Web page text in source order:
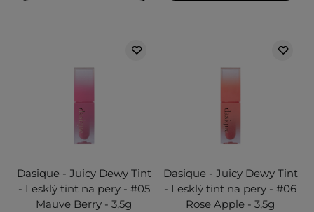
Dasique - Juicy Dewy Tint
- Lesklý tint na pery - #05
Mauve Berry - 3,5g
Dasique - Juicy Dewy Tint
- Lesklý tint na pery - #06
Rose Apple - 3,5g